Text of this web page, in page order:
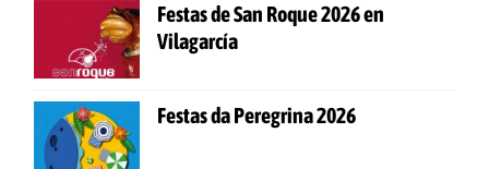
Festas de San Roque 2026 en
Vilagarcía
Festas da Peregrina 2026